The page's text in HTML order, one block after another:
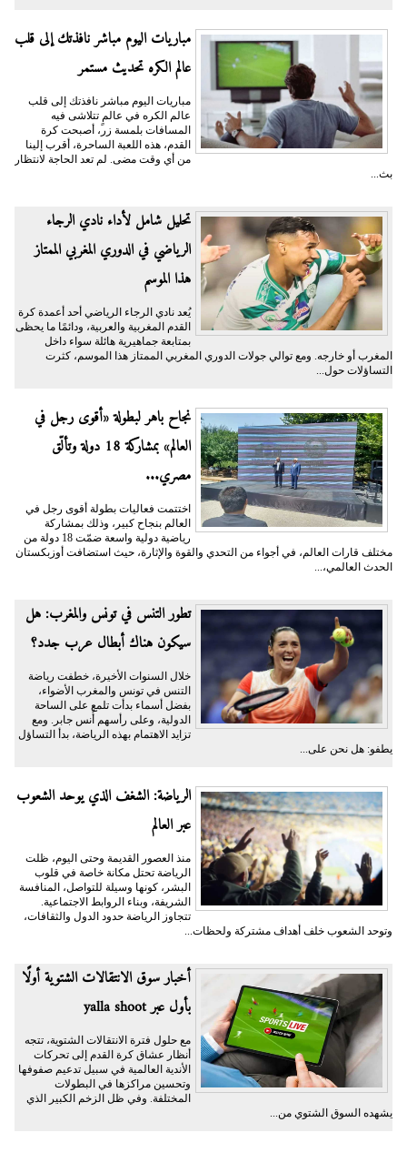
مباريات اليوم مباشر نافذتك إلى قلب
عالم الكره تحديث مستمر
مباريات اليوم مباشر نافذتك إلى قلب
عالم الكره في عالمٍ تتلاشى فيه
المسافات بلمسة زر، أصبحت كرة
القدم، هذه اللعبة الساحرة، أقرب إلينا
من أي وقت مضى. لم تعد الحاجة لانتظار
بث...
تحليل شامل لأداء نادي الرجاء
الرياضي في الدوري المغربي الممتاز
هذا الموسم
يُعد نادي الرجاء الرياضي أحد أعمدة كرة
القدم المغربية والعربية، ودائمًا ما يحظى
بمتابعة جماهيرية هائلة سواء داخل
المغرب أو خارجه. ومع توالي جولات الدوري المغربي الممتاز هذا الموسم، كثرت
التساؤلات حول...
نجاح باهر لبطولة «أقوى رجل في
العالم» بمشاركة 18 دولة وتألّق
مصري...
اختتمت فعاليات بطولة أقوى رجل في
العالم بنجاح كبير، وذلك بمشاركة
رياضية دولية واسعة ضمّت 18 دولة من
مختلف قارات العالم، في أجواء من التحدي والقوة والإثارة، حيث استضافت أوزبكستان
الحدث العالمي،...
تطور التنس في تونس والمغرب: هل
سيكون هناك أبطال عرب جدد؟
خلال السنوات الأخيرة، خطفت رياضة
التنس في تونس والمغرب الأضواء،
بفضل أسماء بدأت تلمع على الساحة
الدولية، وعلى رأسهم أُنس جابر. ومع
تزايد الاهتمام بهذه الرياضة، بدأ التساؤل
يطفو: هل نحن على...
الرياضة: الشغف الذي يوحد الشعوب
عبر العالم
منذ العصور القديمة وحتى اليوم، ظلت
الرياضة تحتل مكانة خاصة في قلوب
البشر، كونها وسيلة للتواصل، المنافسة
الشريفة، وبناء الروابط الاجتماعية.
تتجاوز الرياضة حدود الدول والثقافات،
وتوحد الشعوب خلف أهداف مشتركة ولحظات...
أخبار سوق الانتقالات الشتوية أولًا
بأول عبر yalla shoot
مع حلول فترة الانتقالات الشتوية، تتجه
أنظار عشاق كرة القدم إلى تحركات
الأندية العالمية في سبيل تدعيم صفوفها
وتحسين مراكزها في البطولات
المختلفة. وفي ظل الزخم الكبير الذي
يشهده السوق الشتوي من...